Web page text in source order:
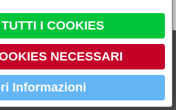
- Olio di germe di...
50,00 €
AL CARRELLO
I COOKIES
NECESSARI
Informazioni
17 - 59015 - Carmignano Loc.
105 P.IVA 01666260979 R.E.A PO
459736